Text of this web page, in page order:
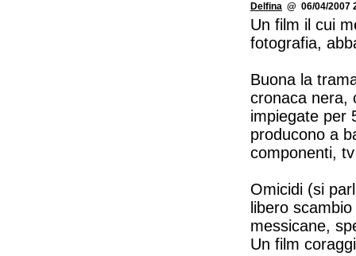
Delfina @ 06/04/2007
Un film il cui
fotografia,
Buona la
cronaca nera,
impiegate per
producono a
componenti,
Omicidi (si
libero
messicane,
Un film